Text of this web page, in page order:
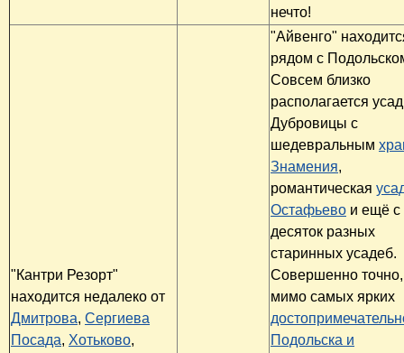
нечто!
"Кантри Резорт"
находится недалеко от
Дмитрова, Сергиева
Посада, Хотьково,
"Айвенго"
рядом с
Совсем близко
располагается
Дубровицы с
шедевральным
Знамения,
романтическая
Остафьево и ещё с
десяток разных
старинных усадеб.
Совершенно точно,
мимо самых ярких
Подольска и